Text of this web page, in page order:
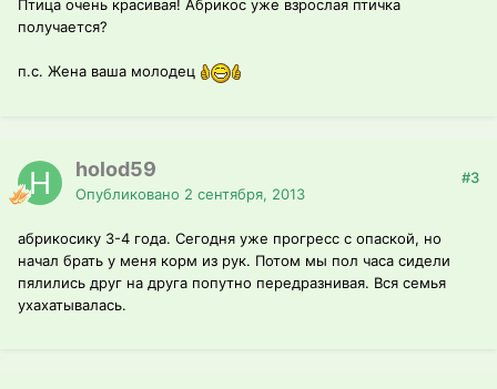
Птица очень красивая! Абрикос уже взрослая птичка
получается?
п.с. Жена ваша молодец
holod59
Опубликовано 2 сентября, 2013
#3
абрикосику 3-4 года. Сегодня уже прогресс с опаской, но
начал брать у меня корм из рук. Потом мы пол часа сидели
пялились друг на друга попутно передразнивая. Вся семья
ухахатывалась.